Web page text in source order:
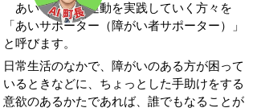
あいサポート運動を実践していく方々を
「あいサポーター（障がい者サポーター）」
と呼びます。
日常生活のなかで、障がいのある方が困って
いるときなどに、ちょっとした手助けをする
意欲のあるかたであれば、誰でもなることが